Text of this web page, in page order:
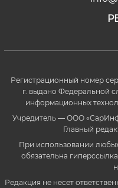
Регистрационный номер
г. выдано Федеральной
информационных
Учредитель — ООО
Главный
При использовании
обязательна
Редакция не несет